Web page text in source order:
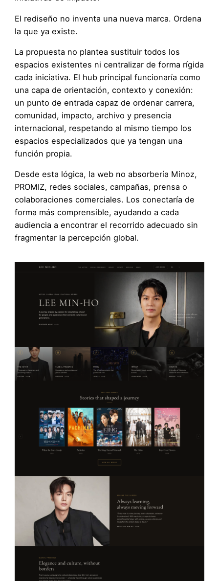
El rediseño no inventa una nueva marca. Ordena
la que ya existe.
La propuesta no plantea sustituir todos los
espacios existentes ni centralizar de forma rígida
cada iniciativa. El hub principal funcionaría como
una capa de orientación, contexto y conexión:
un punto de entrada capaz de ordenar carrera,
comunidad, impacto, archivo y presencia
internacional, respetando al mismo tiempo los
espacios especializados que ya tengan una
función propia.
Desde esta lógica, la web no absorbería Minoz,
PROMIZ, redes sociales, campañas, prensa o
colaboraciones comerciales. Los conectaría de
forma más comprensible, ayudando a cada
audiencia a encontrar el recorrido adecuado sin
fragmentar la percepción global.